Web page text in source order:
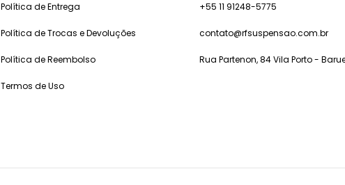
Política de Entrega
Política de Trocas e Devoluções
Política de Reembolso
Termos de Uso
+55 11 91248-5775
contato@rfsuspensao.com.br
Rua Partenon, 84 Vila Porto -